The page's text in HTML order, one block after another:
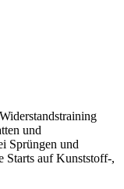
und
Sprüngen und
Starts auf Kunststoff-,